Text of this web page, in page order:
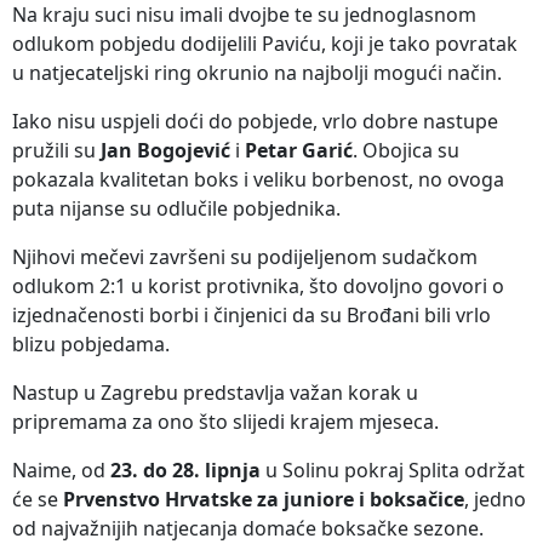
Na kraju suci nisu imali dvojbe te su jednoglasnom
odlukom pobjedu dodijelili Paviću, koji je tako povratak
u natjecateljski ring okrunio na najbolji mogući način.
Iako nisu uspjeli doći do pobjede, vrlo dobre nastupe
pružili su Jan Bogojević i Petar Garić. Obojica su
pokazala kvalitetan boks i veliku borbenost, no ovoga
puta nijanse su odlučile pobjednika.
Njihovi mečevi završeni su podijeljenom sudačkom
odlukom 2:1 u korist protivnika, što dovoljno govori o
izjednačenosti borbi i činjenici da su Brođani bili vrlo
blizu pobjedama.
Nastup u Zagrebu predstavlja važan korak u
pripremama za ono što slijedi krajem mjeseca.
Naime, od 23. do 28. lipnja u Solinu pokraj Splita održat
će se Prvenstvo Hrvatske za juniore i boksačice, jedno
od najvažnijih natjecanja domaće boksačke sezone.